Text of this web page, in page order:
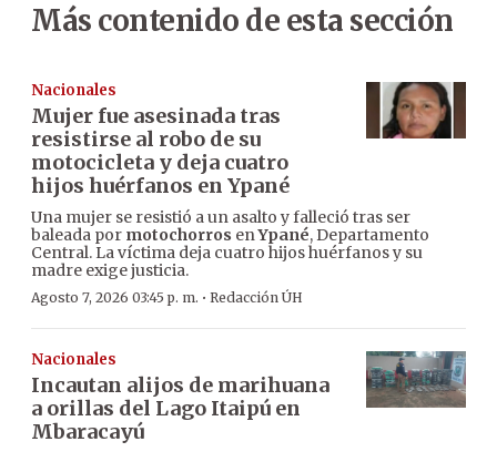
Más contenido de esta sección
Nacionales
Mujer fue asesinada tras
resistirse al robo de su
motocicleta y deja cuatro
hijos huérfanos en Ypané
Una mujer se resistió a un asalto y falleció tras ser
baleada por motochorros enYpané, Departamento
Central. La víctima deja cuatro hijos huérfanos y su
madre exige justicia.
Agosto 7, 2026 03:45 p. m. · Redacción ÚH
Nacionales
Incautan alijos de marihuana
a orillas del Lago Itaipú en
Mbaracayú